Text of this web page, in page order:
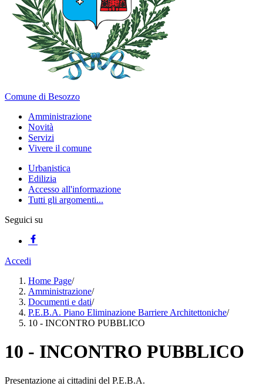
Comune di Besozzo
Amministrazione
Novità
Servizi
Vivere il comune
Urbanistica
Edilizia
Accesso all'informazione
Tutti gli argomenti...
Seguici su
Accedi
Home Page/
Amministrazione/
Documenti e dati/
P.E.B.A. Piano Eliminazione Barriere Architettoniche/
10 - INCONTRO PUBBLICO
10 - INCONTRO PUBBLICO
Presentazione ai cittadini del P.E.B.A.